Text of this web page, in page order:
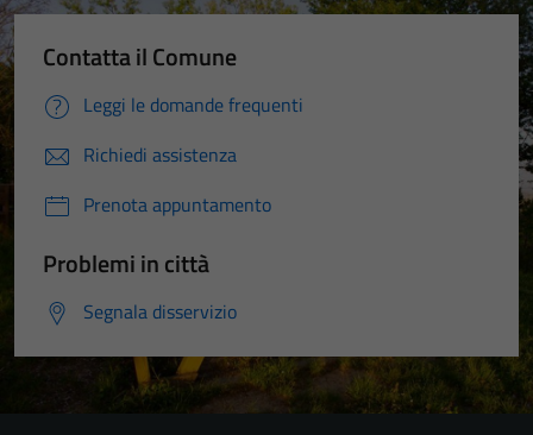
Contatta il Comune
Leggi le domande frequenti
Richiedi assistenza
Prenota appuntamento
Problemi in città
Segnala disservizio